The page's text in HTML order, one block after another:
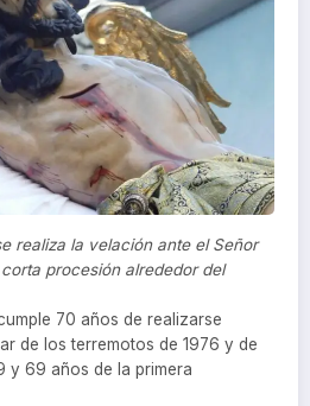
realiza la velación ante el Señor
procesión alrededor del
70 años de realizarse
de los terremotos de 1976 y de
y 69 años de la primera